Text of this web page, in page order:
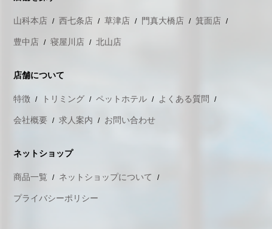
山科本店 西七条店 草津店 門真大橋店 箕面店
豊中店 寝屋川店 北山店
店舗について
特徴 トリミング ペットホテル よくある質問
会社概要 求人案内 お問い合わせ
ネットショップ
商品一覧 ネットショップについて
プライバシーポリシー